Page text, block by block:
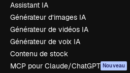
Assistant IA
Générateur d’images IA
Générateur de vidéos IA
Générateur de voix IA
Contenu de stock
MCP pour Claude/ChatGPT Nouveau